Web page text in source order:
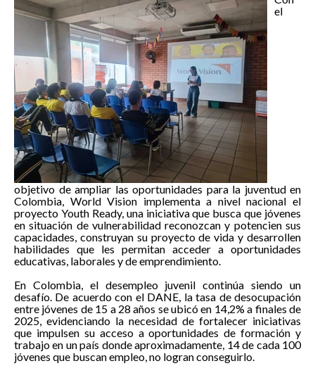
el
objetivo de ampliar las oportunidades para la juventud en
Colombia, World Vision implementa a nivel nacional el
proyecto Youth Ready, una iniciativa que busca que jóvenes
en situación de vulnerabilidad reconozcan y potencien sus
capacidades, construyan su proyecto de vida y desarrollen
habilidades que les permitan acceder a oportunidades
educativas, laborales y de emprendimiento.
En Colombia, el desempleo juvenil continúa siendo un
desafío. De acuerdo con el DANE, la tasa de desocupación
entre jóvenes de 15 a 28 años se ubicó en 14,2% a finales de
2025, evidenciando la necesidad de fortalecer iniciativas
que impulsen su acceso a oportunidades de formación y
trabajo en un país donde aproximadamente, 14 de cada 100
jóvenes que buscan empleo, no logran conseguirlo.